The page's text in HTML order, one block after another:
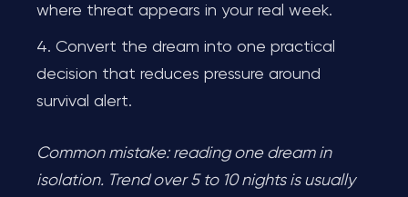
where threat appears in your real week.
Convert the dream into one practical
decision that reduces pressure around
survival alert.
Common mistake: reading one dream in
isolation. Trend over 5 to 10 nights is usually